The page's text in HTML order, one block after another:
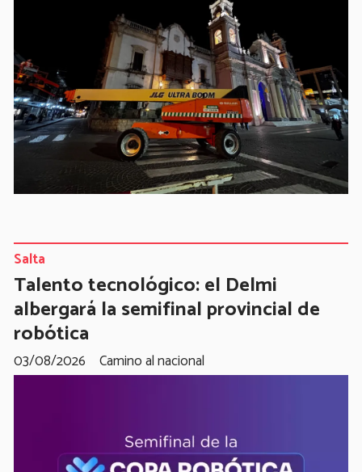
Talento tecnológico: el Delmi
albergará la semifinal provincial de
robótica
Camino al nacional
Salta
03/08/2026